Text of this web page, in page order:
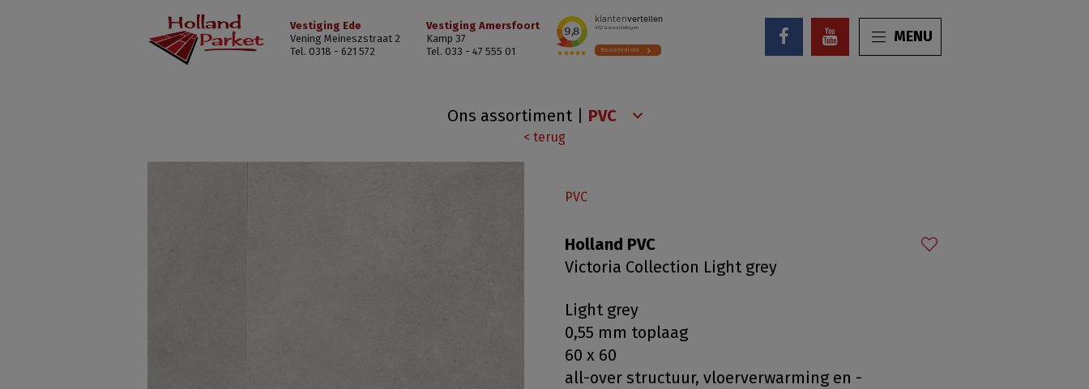
Vestiging Ede
Vening Meineszstraat 2
Tel. 0318 - 621 572
Vestiging Amersfoort
Kamp 37
Tel. 033 - 47 555 01
MENU
Ons assortiment
< terug
PVC
Holland PVC
Victoria Collection Light grey
Light grey
0,55 mm toplaag
60 x 60
all-over structuur, vloerverwarming en -